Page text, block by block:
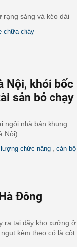
rạng sáng và kéo dài
chữa cháy
Nội, khói bốc
sản bỏ chạy
ngôi nhà bán khung
Nội).
lượng chức năng
cán bộ
Đông
ra tại dãy kho xưởng ở
kèm theo đó là cột